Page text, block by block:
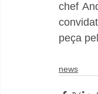
chef
peça
news